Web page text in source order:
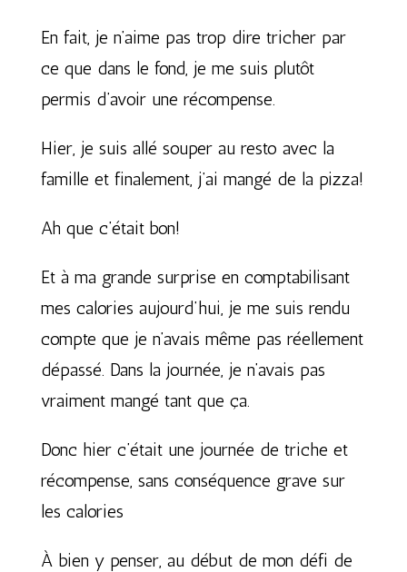
En fait, je n’aime pas trop dire tricher par
ce que dans le fond, je me suis plutôt
permis d’avoir une récompense.
Hier, je suis allé souper au resto avec la
famille et finalement, j’ai mangé de la pizza!
Ah que c’était bon!
Et à ma grande surprise en comptabilisant
mes calories aujourd’hui, je me suis rendu
compte que je n’avais même pas réellement
dépassé. Dans la journée, je n’avais pas
vraiment mangé tant que ça.
Donc hier c’était une journée de triche et
récompense, sans conséquence grave sur
les calories
À bien y penser, au début de mon défi de